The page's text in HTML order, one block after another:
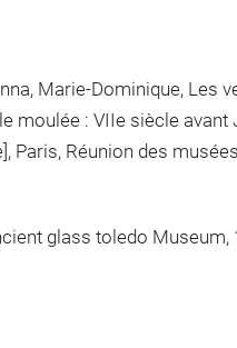
Marie-Dominique, Les
moulée : VIIe siècle
Réunion des
glass toledo Museum,